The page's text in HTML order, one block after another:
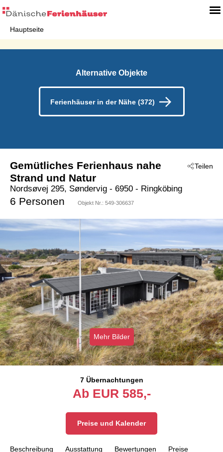
Hauptseite
Alternative Objekte
Ferienhäuser in der Nähe (372)
Teilen
Gemütliches Ferienhaus nahe
Strand und Natur
Nordsøvej 295, Søndervig - 6950 - Ringköbing
6 Personen Objekt Nr.: 549-306637
Mehr Bilder
7 Übernachtungen
Ab EUR 585,-
Preise und Kalender
Beschreibung Ausstattung Bewertungen
Preise